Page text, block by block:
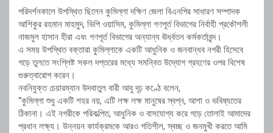
পরিদর্শনকালে উপস্থিত ছিলেন কুমিল্লা দক্ষিণ জেলা বিএনপির সাধারণ সম্পাদক
আশিকুর রহমান মাহমুদ, ভিপি ওয়াসিম, কুমিল্লা গণপূর্ত বিভাগের নির্বাহী প্রকৌশলী
নাজমুল হাসান হীরা এবং গণপূর্ত বিভাগের অন্যান্য ঊর্ধ্বতন কর্মকর্তাবৃন্দ।
এ সময় উপস্থিত বক্তারা কুমিল্লাকে একটি আধুনিক ও জনবান্ধব নগরী হিসেবে
গড়ে তুলতে সংশ্লিষ্ট সকল দপ্তরের মধ্যে সমন্বিত উদ্যোগ গ্রহণের ওপর বিশেষ
গুরুত্বারোপ করেন।
নবনিযুক্ত চেয়ারম্যান উদবাতুল বারী আবু দৃঢ় কণ্ঠে বলেন,
“কুমিল্লা শুধু একটি শহর নয়, এটি লক্ষ লক্ষ মানুষের স্বপ্ন, আশা ও ভবিষ্যতের
ঠিকানা। এই নগরীকে পরিকল্পিত, আধুনিক ও বাসযোগ্য করে গড়ে তোলাই আমাদের
প্রধান লক্ষ্য। উন্নয়ন কার্যক্রমকে আরও গতিশীল, স্বচ্ছ ও জনমুখী করতে আমি